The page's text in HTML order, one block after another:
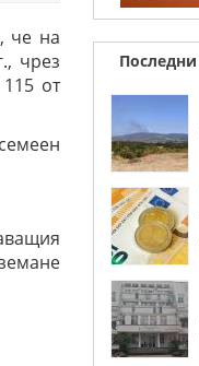
че на
чрез
от
Последни